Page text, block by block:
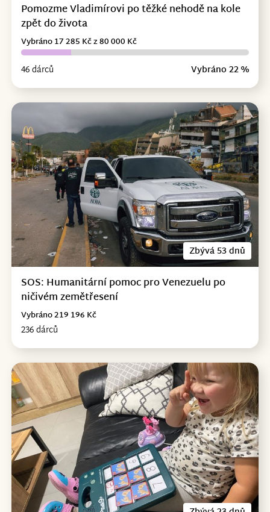
Pomozme Vladimírovi po těžké nehodě na kole
zpět do života
46 dárců Vybráno 22 %
Vybráno 17 285 Kč z 80 000 Kč
Zbývá 53 dnů
SOS: Humanitární pomoc pro Venezuelu po
ničivém zemětřesení
236 dárců
Vybráno 219 196 Kč